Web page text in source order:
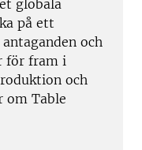
globala
på ett
och
för fram i
och
om Table